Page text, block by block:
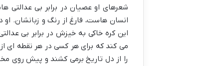
شعرهای او عصیان در برابر بی عدالتی
انسان هاست، فارغ از رنگ و زبانشان.
این کره خاکی به خیزش در برابر بی
می کند که برای هر کسی در هر نقطه
را از دل تاریخ برمی کشند و پیش روی